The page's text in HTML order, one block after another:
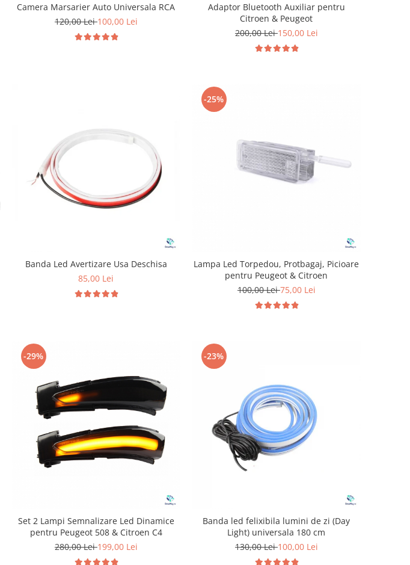
Camera Marsarier Auto Universala RCA
120,00 Lei100,00 Lei
Adaptor Bluetooth Auxiliar pentru
Citroen & Peugeot
200,00 Lei150,00 Lei
Banda Led Avertizare Usa Deschisa
85,00 Lei
-25%
Lampa Led Torpedou, Protbagaj, Picioare
pentru Peugeot & Citroen
100,00 Lei75,00 Lei
-29%
Set 2 Lampi Semnalizare Led Dinamice
pentru Peugeot 508 & Citroen C4
280,00 Lei199,00 Lei
-23%
Banda led felixibila lumini de zi (Day
Light) universala 180 cm
130,00 Lei100,00 Lei